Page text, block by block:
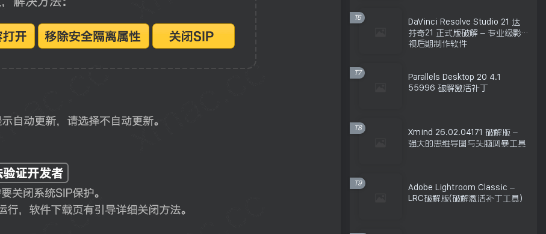
DaVinci Resolve Studio 21 达
芬奇21 正式版破解 – 专业级影
视后期制作软件
T6
Parallels Desktop 20 4.1
55996 破解激活补丁
T7
Xmind 26.02.04171 破解版 –
强大的思维导图与头脑风暴工具
T8
Adobe Lightroom Classic –
LRC破解版(破解激活补丁工具)
T9